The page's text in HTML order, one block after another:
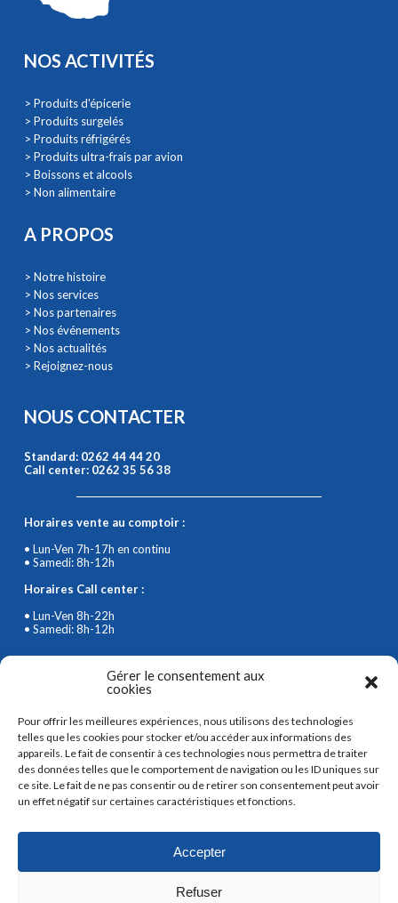
Gérer le consentement aux
cookies
Pour offrir les meilleures expériences, nous utilisons des technologies
telles que les cookies pour stocker et/ou accéder aux informations des
appareils. Le fait de consentir à ces technologies nous permettra de traiter
des données telles que le comportement de navigation ou les ID uniques sur
ce site. Le fait de ne pas consentir ou de retirer son consentement peut avoir
un effet négatif sur certaines caractéristiques et fonctions.
Accepter
Refuser
NOS ACTIVITÉS
> Produits d'épicerie
> Produits surgelés
> Produits réfrigérés
> Produits ultra-frais par avion
> Boissons et alcools
> Non alimentaire
A PROPOS
> Notre histoire
> Nos services
> Nos partenaires
> Nos événements
> Nos actualités
> Rejoignez-nous
NOUS CONTACTER
Standard: 0262 44 44 20
Call center: 0262 35 56 38
Horaires vente au comptoir :
• Lun-Ven 7h-17h en continu
• Samedi: 8h-12h
Horaires Call center :
• Lun-Ven 8h-22h
• Samedi: 8h-12h
SUIVEZ-NOUS SUR LES RÉSEAUX SOCIAUX
RECEVEZ NOS PROMOTIONS AVEC
NOTRE NEWSLETTER